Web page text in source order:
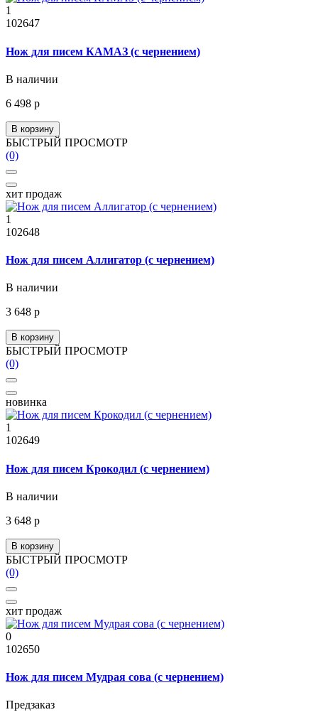
1
102647
Нож для писем КАМАЗ (с чернением)
В наличии
6 498 р
В корзину
БЫСТРЫЙ ПРОСМОТР
(0)
хит продаж
1
102648
Нож для писем Аллигатор (с чернением)
В наличии
3 648 р
В корзину
БЫСТРЫЙ ПРОСМОТР
(0)
новинка
1
102649
Нож для писем Крокодил (с чернением)
В наличии
3 648 р
В корзину
БЫСТРЫЙ ПРОСМОТР
(0)
хит продаж
0
102650
Нож для писем Мудрая сова (с чернением)
Предзаказ